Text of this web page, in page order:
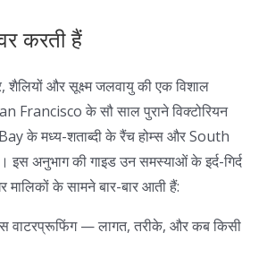
करती हैं
और सूक्ष्म जलवायु की एक विशाल
Francisco के सौ साल पुराने विक्टोरियन
के मध्य-शताब्दी के रैंच होम्स और South
इस अनुभाग की गाइड उन समस्याओं के इर्द-गिर्द
मालिकों के सामने बार-बार आती हैं:
वाटरप्रूफिंग — लागत, तरीके, और कब किसी